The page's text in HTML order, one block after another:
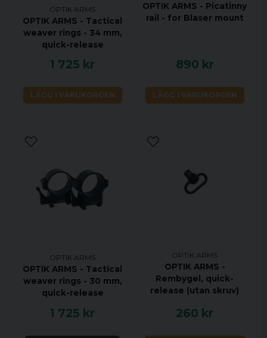
OPTIK ARMS
OPTIK ARMS - Tactical
weaver rings - 34 mm,
quick-release
1 725 kr
LÄGG I VARUKORGEN
OPTIK ARMS - Picatinny
rail - for Blaser mount
890 kr
LÄGG I VARUKORGEN
OPTIK ARMS
OPTIK ARMS - Tactical
weaver rings - 30 mm,
quick-release
1 725 kr
OPTIK ARMS
OPTIK ARMS -
Rembygel, quick-
release (utan skruv)
260 kr